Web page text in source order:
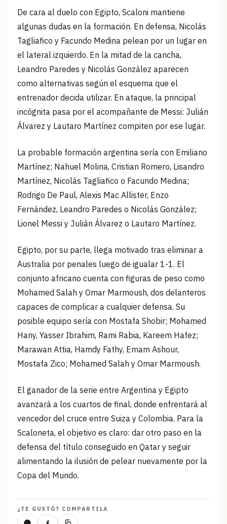
De cara al duelo con Egipto, Scaloni mantiene
algunas dudas en la formación. En defensa, Nicolás
Tagliafico y Facundo Medina pelean por un lugar en
el lateral izquierdo. En la mitad de la cancha,
Leandro Paredes y Nicolás González aparecen
como alternativas según el esquema que el
entrenador decida utilizar. En ataque, la principal
incógnita pasa por el acompañante de Messi: Julián
Álvarez y Lautaro Martínez compiten por ese lugar.
La probable formación argentina sería con Emiliano
Martínez; Nahuel Molina, Cristian Romero, Lisandro
Martínez, Nicolás Tagliafico o Facundo Medina;
Rodrigo De Paul, Alexis Mac Allister, Enzo
Fernández, Leandro Paredes o Nicolás González;
Lionel Messi y Julián Álvarez o Lautaro Martínez.
Egipto, por su parte, llega motivado tras eliminar a
Australia por penales luego de igualar 1-1. El
conjunto africano cuenta con figuras de peso como
Mohamed Salah y Omar Marmoush, dos delanteros
capaces de complicar a cualquier defensa. Su
posible equipo sería con Mostafa Shobir; Mohamed
Hany, Yasser Ibrahim, Rami Rabia, Kareem Hafez;
Marawan Attia, Hamdy Fathy, Emam Ashour,
Mostafa Zico; Mohamed Salah y Omar Marmoush.
El ganador de la serie entre Argentina y Egipto
avanzará a los cuartos de final, donde enfrentará al
vencedor del cruce entre Suiza y Colombia. Para la
Scaloneta, el objetivo es claro: dar otro paso en la
defensa del título conseguido en Qatar y seguir
alimentando la ilusión de pelear nuevamente por la
Copa del Mundo.
¿TE GUSTÓ? COMPARTILA